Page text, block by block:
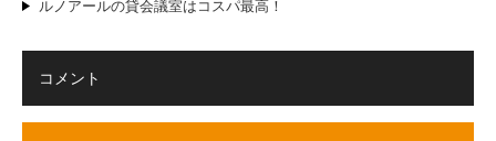
ルノアールの貸会議室はコスパ最高！
コメント